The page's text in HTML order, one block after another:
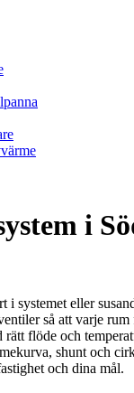
i
i systemet eller
så att varje
flöde och
shunt och
och dina mål.